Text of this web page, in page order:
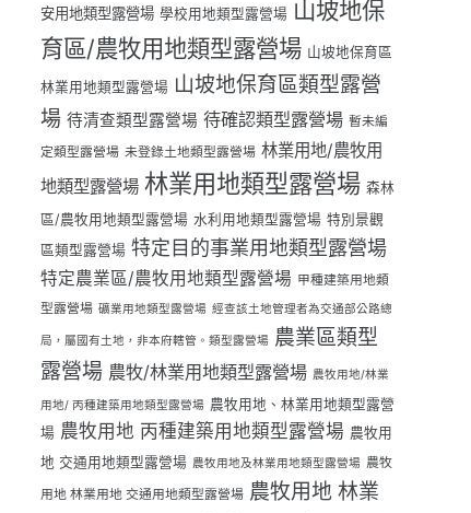
安用地類型露營場 學校用地類型露營場 山坡地保
育區/農牧用地類型露營場 山坡地保育區
林業用地類型露營場 山坡地保育區類型露營
場 待清查類型露營場 待確認類型露營場 暫未編
定類型露營場 未登錄土地類型露營場 林業用地/農牧用
地類型露營場 林業用地類型露營場 森林
區/農牧用地類型露營場 水利用地類型露營場 特別景觀
區類型露營場 特定目的事業用地類型露營場
特定農業區/農牧用地類型露營場 甲種建築用地類
型露營場 礦業用地類型露營場 經查該土地管理者為交通部公路總
局，屬國有土地，非本府轄管。類型露營場 農業區類型
露營場 農牧/林業用地類型露營場 農牧用地/林業
用地/ 丙種建築用地類型露營場 農牧用地、林業用地類型露營
場 農牧用地 丙種建築用地類型露營場 農牧用
地 交通用地類型露營場 農牧用地及林業用地類型露營場 農牧
用地 林業用地 交通用地類型露營場 農牧用地 林業